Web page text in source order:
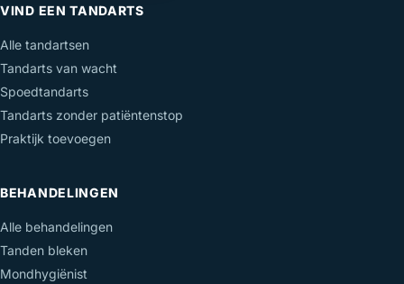
VIND EEN TANDARTS
Alle tandartsen
Tandarts van wacht
Spoedtandarts
Tandarts zonder patiëntenstop
Praktijk toevoegen
BEHANDELINGEN
Alle behandelingen
Tanden bleken
Mondhygiënist